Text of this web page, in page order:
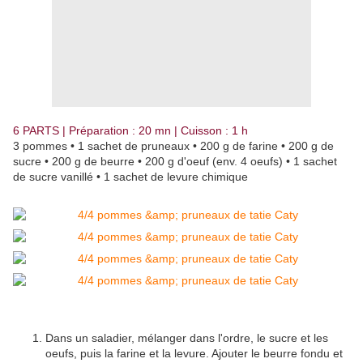
6 PARTS | Préparation : 20 mn | Cuisson : 1 h
3 pommes • 1 sachet de pruneaux • 200 g de farine • 200 g de
sucre • 200 g de beurre • 200 g d'oeuf (env. 4 oeufs) • 1 sachet
de sucre vanillé • 1 sachet de levure chimique
Dans un saladier, mélanger dans l'ordre, le sucre et les
oeufs, puis la farine et la levure. Ajouter le beurre fondu et